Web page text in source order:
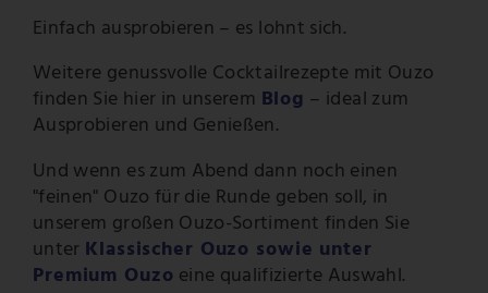
Einfach ausprobieren – es lohnt sich.
Weitere genussvolle Cocktailrezepte mit Ouzo
finden Sie hier in unserem Blog – ideal zum
Ausprobieren und Genießen.
Und wenn es zum Abend dann noch einen
"feinen" Ouzo für die Runde geben soll, in
unserem großen Ouzo-Sortiment finden Sie
unter Klassischer Ouzo sowie unter
Premium Ouzo eine qualifizierte Auswahl.